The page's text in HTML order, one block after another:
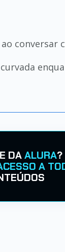
conversar
DAALURA?
A